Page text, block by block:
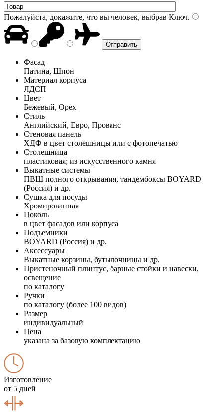
Пожалуйста, докажите, что вы человек, выбрав Ключ.
Фасад
Патина, Шпон
Материал корпуса
ЛДСП
Цвет
Бежевый, Орех
Стиль
Английский, Евро, Прованс
Стеновая панель
ХДФ в цвет столешницы или с фотопечатью
Столешница
пластиковая; из искусственного камня
Выкатные системы
ПВШ полного открывания, тандембоксы BOYARD
(Россия) и др.
Сушка для посуды
Хромированная
Цоколь
в цвет фасадов или корпуса
Подъемники
BOYARD (Россия) и др.
Аксессуары
Выкатные корзины, бутылочницы и др.
Пристеночный плинтус, барные стойки и навески,
освещение
по каталогу
Ручки
по каталогу (более 100 видов)
Размер
индивидуальный
Цена
указана за базовую комплектацию
Изготовление
от 5 дней